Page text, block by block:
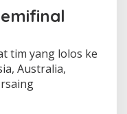
tim yang lolos ke
Australia,